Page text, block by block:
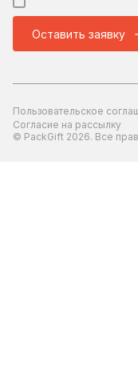
Оставить заявку
Пользовательское
Согласие на рассылку
© PackGift 2026. Все